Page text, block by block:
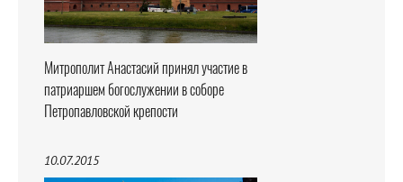
Митрополит Анастасий принял участие в
патриаршем богослужении в соборе
Петропавловской крепости
10.07.2015